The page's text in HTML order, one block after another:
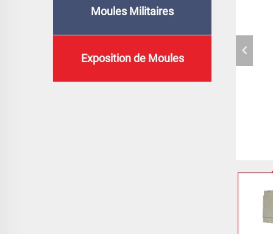
Moules Militaires
Exposition de Moules